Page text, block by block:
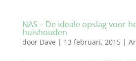
NAS – De ideale opslag voor
huishouden
door Dave | 13 februari, 2015|